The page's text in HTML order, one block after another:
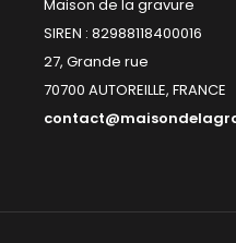
Maison de la gravure
SIREN : 82988118400016
27, Grande rue
70700 AUTOREILLE, FRANCE